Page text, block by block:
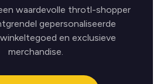
waardevolle throtl-shopper
gepersonaliseerde
en exclusieve
merchandise.